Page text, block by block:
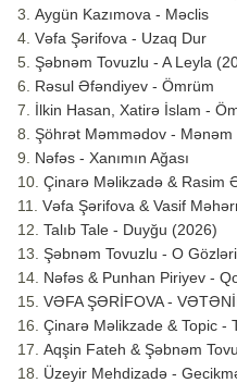
Aygün Kazımova - Məclis
Vəfa Şərifova - Uzaq Dur
Şəbnəm Tovuzlu - A Leyla
Rəsul Əfəndiyev - Ömrüm
İlkin Hasan, Xatirə İslam -
Şöhrət Məmmədov - Mənəm
Nəfəs - Xanımın Ağası
Çinarə Məlikzadə & Rasim
Vəfa Şərifova & Vasif
Talıb Tale - Duyğu (2026)
Şəbnəm Tovuzlu - O
Nəfəs & Punhan Piriyev -
VƏFA ŞƏRİFOVA -
Çinarə Məlikzade & Topic -
Aqşin Fateh & Şəbnəm
Üzeyir Mehdizadə -